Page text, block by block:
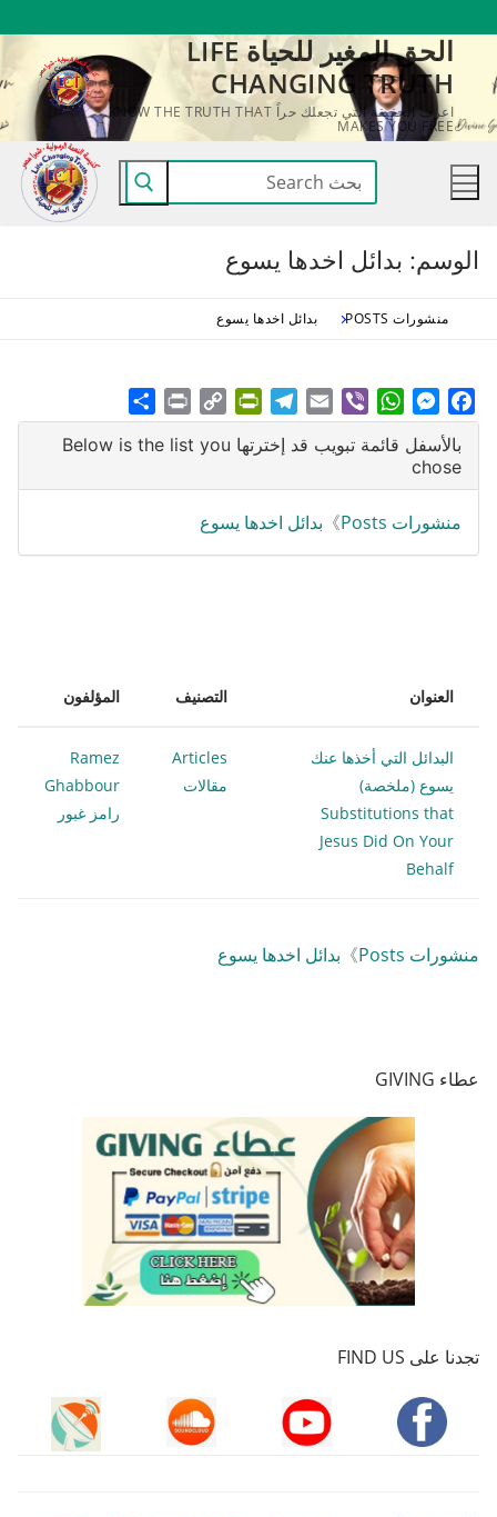
المحتوى
الحق المغير للحياة LIFE
CHANGING TRUTH
اعرف الحقيقة التي تجعلك حراً KNOW THE TRUTH THAT
MAKES YOU FREE
البحث
عن:
الوسم: بدائل اخدها يسوع
منشورات POSTS بدائل اخدها يسوع
Facebook
Messenger
WhatsApp
Viber
Email
Telegram
PrintFriendly
Copy
Link
Print
بالأسفل قائمة تبويب قد إخترتها Below is the list you
chose
منشورات Posts 》 بدائل اخدها يسوع
العنوان التصنيف المؤلفون
البدائل التي أخذها عنك
يسوع (ملخصة)
Substitutions that
Jesus Did On Your
Behalf
Articles
مقالات
Ramez
Ghabbour
رامز غبور
منشورات Posts 》 بدائل اخدها يسوع
عطاء GIVING
تجدنا على FIND US